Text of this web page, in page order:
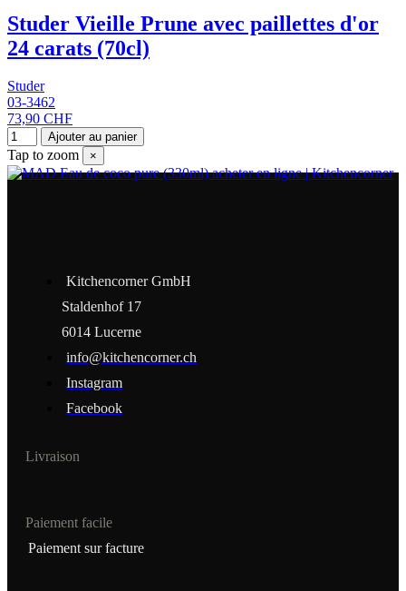
Studer Vieille Prune avec paillettes d'or
24 carats (70cl)
Studer
03-3462
73,90 CHF
Ajouter au panier
Tap to zoom ×
Kitchencorner GmbH
Staldenhof 17
6014 Lucerne
info@kitchencorner.ch
Instagram
Facebook
Livraison
Paiement facile
Paiement sur facture